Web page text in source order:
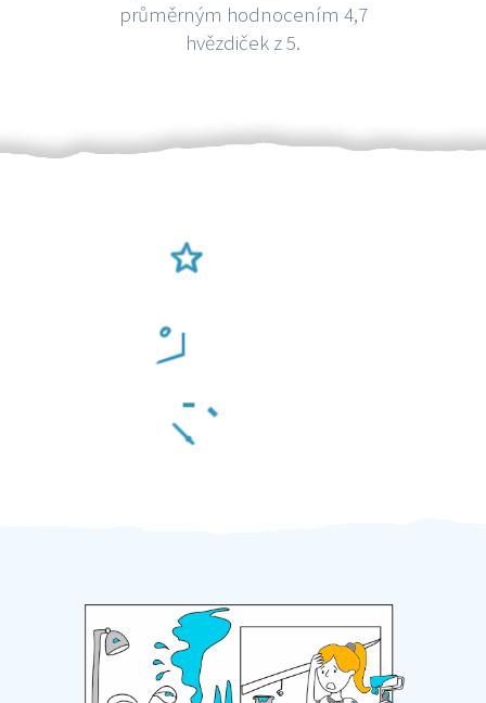
průměrným hodnocením 4,7
hvězdiček z 5.